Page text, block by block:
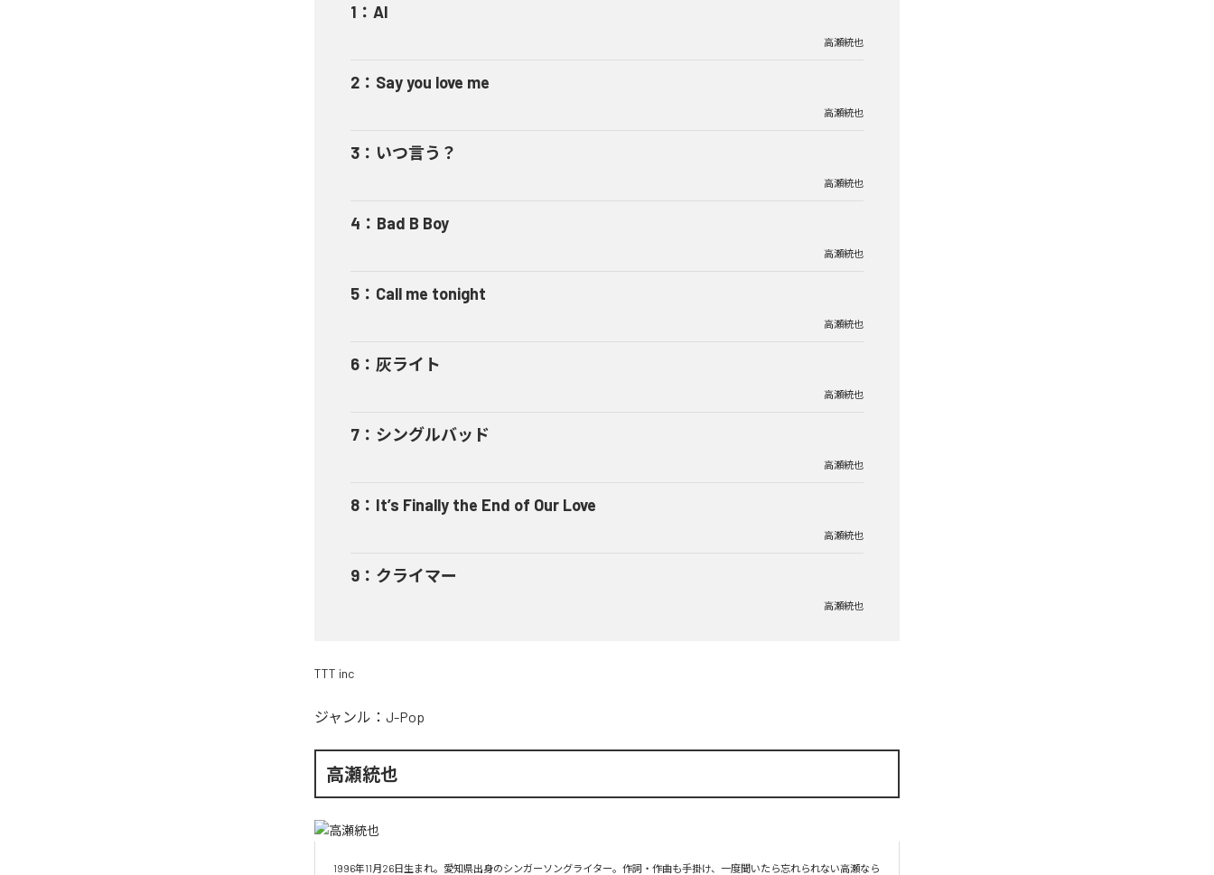
1 ： AI
高瀬統也
2 ： Say you love me
高瀬統也
3 ： いつ言う？
高瀬統也
4 ： Bad B Boy
高瀬統也
5 ： Call me tonight
高瀬統也
6 ： 灰ライト
高瀬統也
7 ： シングルバッド
高瀬統也
8 ： It’s Finally the End of Our Love
高瀬統也
9 ： クライマー
高瀬統也
TTT inc
ジャンル： J-Pop
高瀬統也
1996年11月26日生まれ。愛知県出身のシンガーソングライター。作詞・作曲も手掛け、一度聞いたら忘れられない高瀬なら